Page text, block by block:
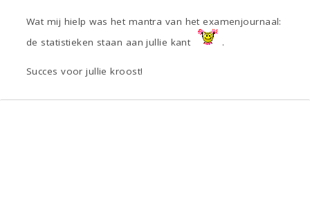
Wat mij hielp was het mantra van het examenjournaal:
de statistieken staan aan jullie kant
.
Succes voor jullie kroost!